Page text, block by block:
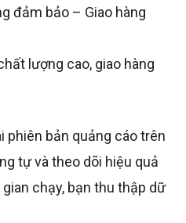
đảm bảo – Giao hàng
lượng cao, giao hàng
phiên bản quảng cáo trên
tự và theo dõi hiệu quả
chạy, bạn thu thập dữ